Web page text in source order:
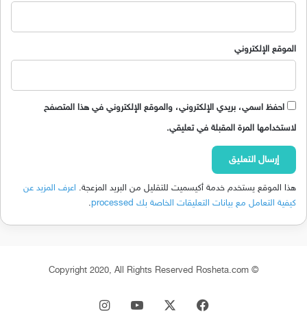
الموقع الإلكتروني
احفظ اسمي، بريدي الإلكتروني، والموقع الإلكتروني في هذا المتصفح
لاستخدامها المرة المقبلة في تعليقي.
هذا الموقع يستخدم خدمة أكيسميت للتقليل من البريد المزعجة. اعرف المزيد عن
كيفية التعامل مع بيانات التعليقات الخاصة بك processed
.
© Copyright 2020, All Rights Reserved Rosheta.com
فيسبوك ‫YouTubeانستقرام